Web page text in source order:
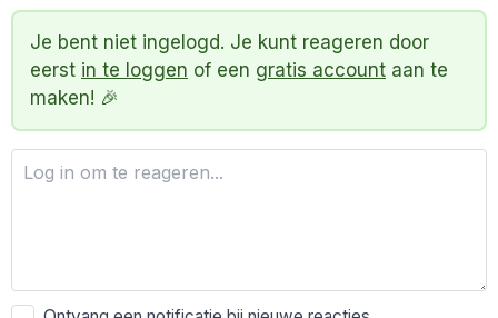
Je bent niet ingelogd. Je kunt reageren door
eerst in te loggen of een gratis account aan te
maken! 🎉